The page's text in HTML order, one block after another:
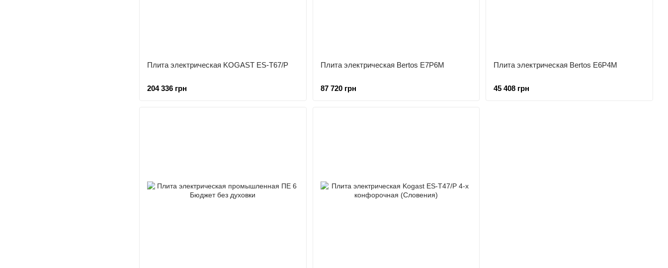
Плита электрическая KOGAST ES-T67/P
204 336 грн
Плита электрическая Bertos E7P6M
87 720 грн
Плита электрическая Bertos E6P4M
45 408 грн